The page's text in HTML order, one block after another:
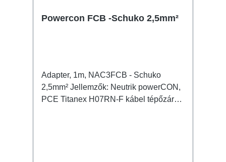
Powercon FCB -Schuko 2,5mm²
Adapter, 1m, NAC3FCB - Schuko
2,5mm² Jellemzők: Neutrik powerCON,
PCE Titanex H07RN-F kábel tépőzáras